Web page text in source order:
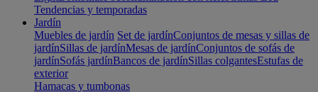
Tendencias y temporadas
Jardín
Muebles de jardín Set de jardínConjuntos de mesas y sillas de
jardínSillas de jardínMesas de jardínConjuntos de sofás de
jardínSofás jardínBancos de jardínSillas colgantesEstufas de
exterior
Hamacas y tumbonas